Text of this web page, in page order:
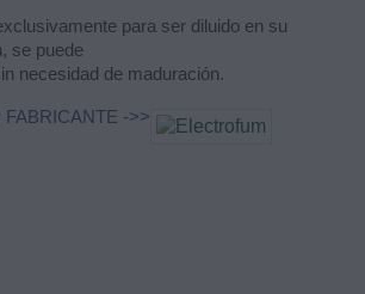
para ser diluido en su
se puede
necesidad de maduración.
->>